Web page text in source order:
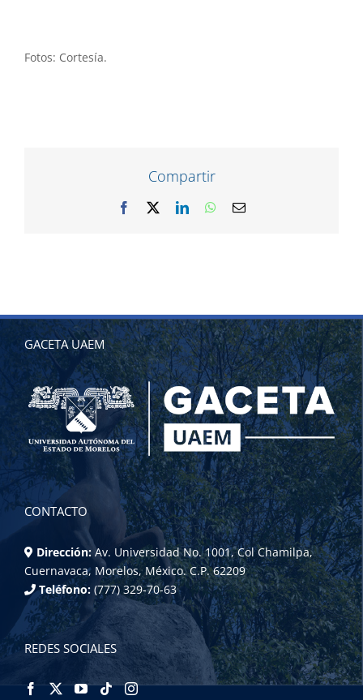
Fotos: Cortesía.
Compartir
Facebook LinkedInWhatsApp
Correo
GACETA UAEM
CONTACTO
Dirección: Av. Universidad No. 1001, Col Chamilpa,
Cuernavaca, Morelos, México. C.P. 62209
Teléfono: (777) 329-70-63
REDES SOCIALES